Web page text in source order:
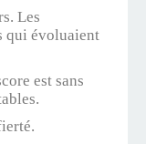
Les
qui évoluaient
est sans